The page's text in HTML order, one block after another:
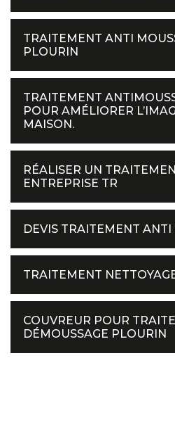
TRAITEMENT ANTI
PLOURIN
TRAITEMENT
POUR AMÉLIORER
MAISON.
RÉALISER UN
ENTREPRISE TR
DEVIS TRAITEMENT ANTI
TRAITEMENT
COUVREUR POUR
DÉMOUSSAGE PLOURIN